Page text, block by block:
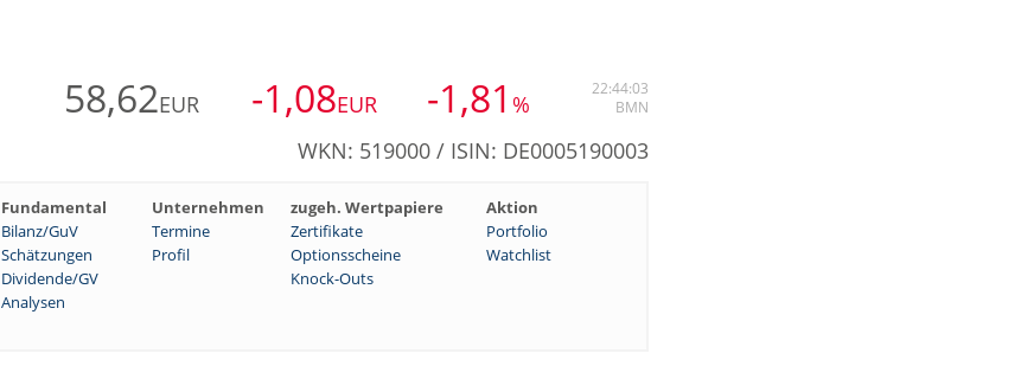
58,62EUR -1,08EUR -1,81 %
22:44:03
BMN
WKN: 519000 / ISIN: DE0005190003
Fundamental Unternehmen zugeh. Wertpapiere
Aktion
Bilanz/GuV Termine Zertifikate
Portfolio
Schätzungen Profil Optionsscheine
Watchlist
Dividende/GV
Knock-Outs
Analysen